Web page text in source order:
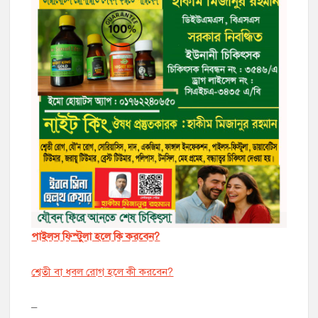
পাইলস ফিস্টুলা হলে কি করবেন?
শ্বেতী বা ধবল রোগ হলে কী করবেন?
–